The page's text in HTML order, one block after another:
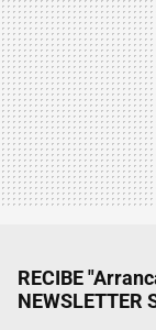
RECIBE
NEWSLETTER